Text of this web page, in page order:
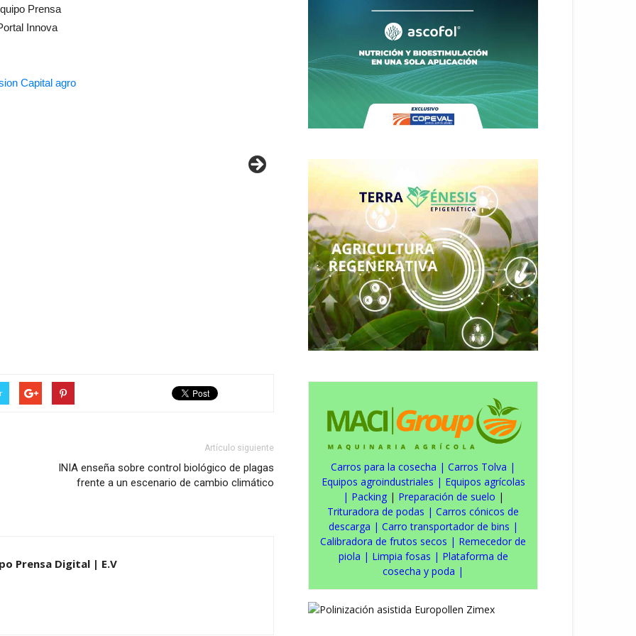
Prensa
Innova
Artículo siguiente
INIA enseña sobre control biológico de plagas
frente a un escenario de cambio climático
Prensa Digital | E.V
Carros para la cosecha | Carros Tolva |
Equipos agroindustriales | Equipos agrícolas
| Packing| Preparación de suelo |
Trituradora de podas | Carros cónicos de
descarga | Carro transportador de bins |
Calibradora de frutos secos | Remecedor de
piola | Limpia fosas | Plataforma de
cosecha y poda |